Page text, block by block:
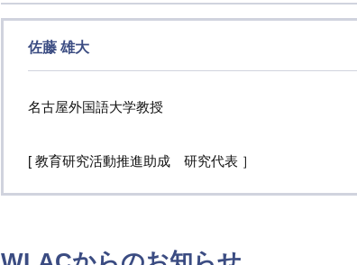
佐藤 雄大
名古屋外国語大学教授
[ 教育研究活動推進助成 研究代表 ］